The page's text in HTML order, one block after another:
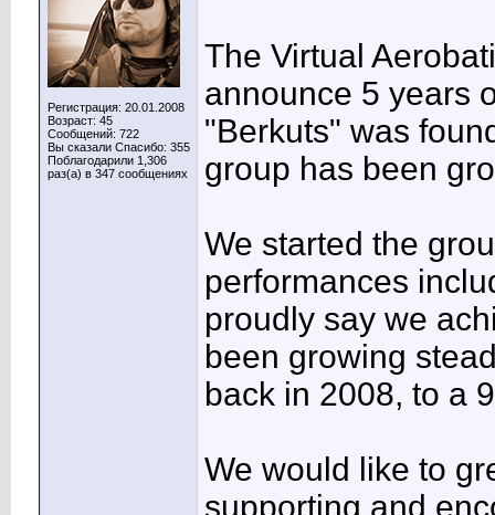
Регистрация: 20.01.2008
Возраст: 45
Сообщений: 722
Вы сказали Спасибо: 355
Поблагодарили 1,306
раз(а) в 347 сообщениях
The Virtual
announce 5 years
"Berkuts" was
group has been
We started the
performances
proudly say we
been growing
back in 2008, to a
We would like to
supporting and